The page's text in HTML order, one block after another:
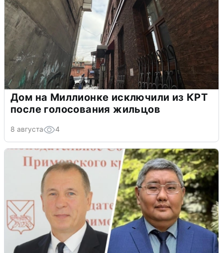
Дом на Миллионке исключили из КРТ
после голосования жильцов
8 августа 4